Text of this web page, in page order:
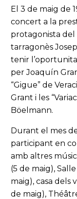
El 3 de maig de
concert a la
protagonista del
tarragonès
tenir
per Joaquín
“Gigue” de
Grant i les
Böelmann.
Durant el mes
participant en
amb altres
(5 de maig),
maig), casa dels
de maig),